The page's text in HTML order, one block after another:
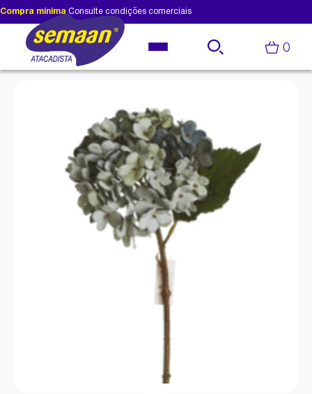
Compra mínima Consulte condições comerciais
0